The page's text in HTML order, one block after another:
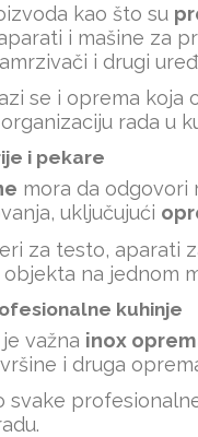
kao što su
i mašine za
i drugi
se i oprema
rada u
i pekare
mora da odgovori
uključujući
za testo, aparati
na jednom
kuhinje
važna inox
i druga